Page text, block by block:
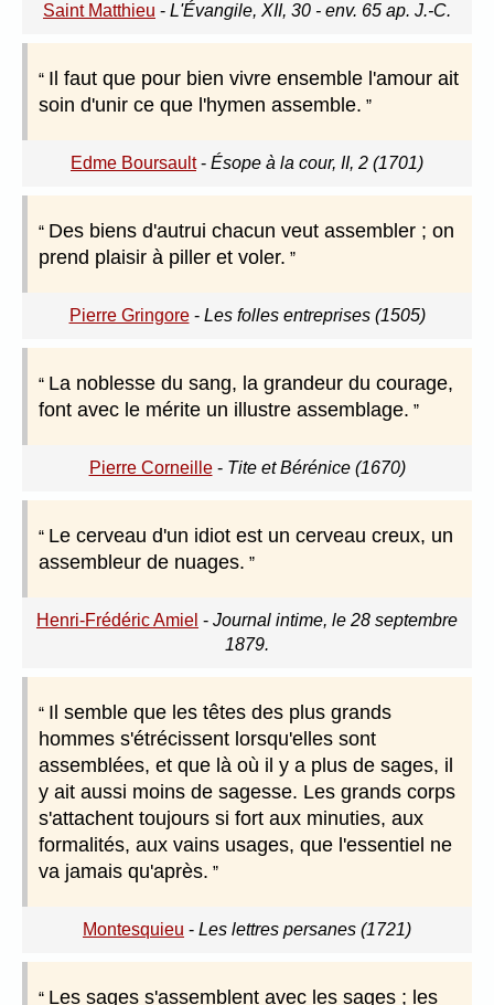
Saint Matthieu - L'Évangile, XII, 30 - env. 65 ap. J.-C.
Il faut que pour bien vivre ensemble l'amour ait
soin d'unir ce que l'hymen assemble.
Edme Boursault- Ésope à la cour, II, 2 (1701)
Des biens d'autrui chacun veut assembler ; on
prend plaisir à piller et voler.
Pierre Gringore- Les folles entreprises (1505)
La noblesse du sang, la grandeur du courage,
font avec le mérite un illustre assemblage.
Pierre Corneille- Tite et Bérénice (1670)
Le cerveau d'un idiot est un cerveau creux, un
assembleur de nuages.
Henri-Frédéric Amiel - Journal intime, le 28 septembre
1879.
Il semble que les têtes des plus grands
hommes s'étrécissent lorsqu'elles sont
assemblées, et que là où il y a plus de sages, il
y ait aussi moins de sagesse. Les grands corps
s'attachent toujours si fort aux minuties, aux
formalités, aux vains usages, que l'essentiel ne
va jamais qu'après.
Montesquieu - Les lettres persanes (1721)
Les sages s'assemblent avec les sages ; les